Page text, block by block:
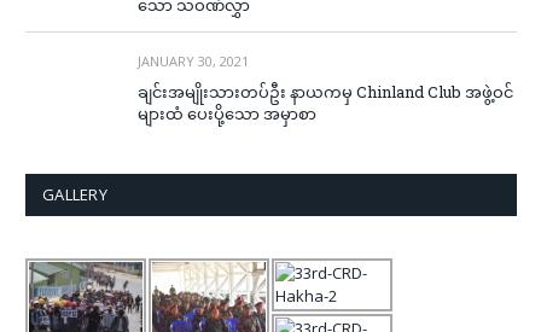
JANUARY 30, 2021
ချင်းအမျိုးသားတပ်ဦး နာယကမှ Chinland Club အဖွဲ့ဝင်
များထံ ပေးပို့သော အမှာစာ
GALLERY